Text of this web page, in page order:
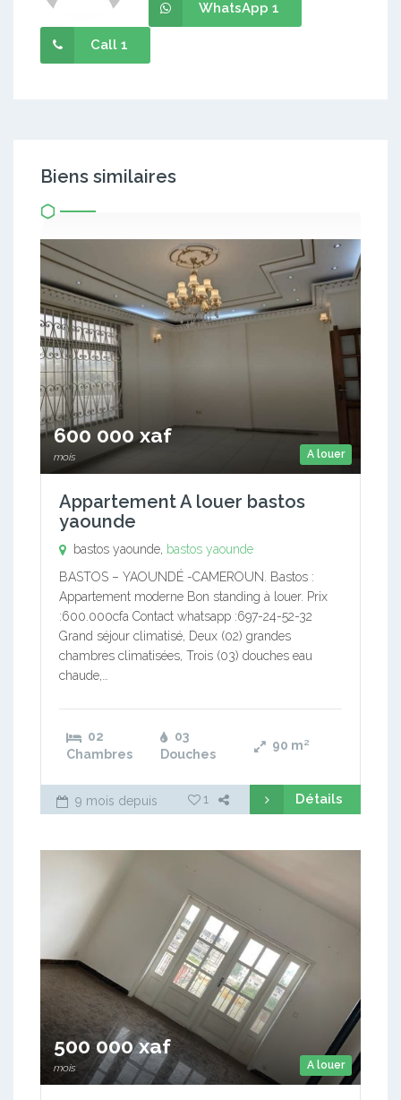
WhatsApp 1
Call 1
Biens similaires
A louer
600 000 xaf
mois
Appartement A louer bastos
yaounde
bastos yaounde, bastos yaounde
BASTOS – YAOUNDÉ -CAMEROUN. Bastos :
Appartement moderne Bon standing à louer. Prix
:600.000cfa Contact whatsapp :697-24-52-32
Grand séjour climatisé, Deux (02) grandes
chambres climatisées, Trois (03) douches eau
chaude,…
02
Chambres
03
Douches
90 m²
9 mois depuis 1 Détails
A louer
500 000 xaf
mois